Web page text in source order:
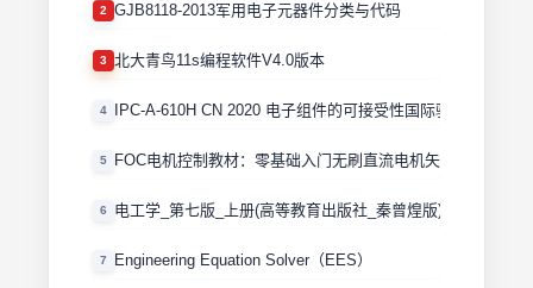
2 GJB8118-2013军用电子元器件分类与代码
3 北大青鸟11s编程软件V4.0版本
4 IPC-A-610H CN 2020 电子组件的可接受性国际验收标准
5 FOC电机控制教材：零基础入门无刷直流电机矢量控制技术
6 电工学_第七版_上册(高等教育出版社_秦曾煌版)
7 Engineering Equation Solver（EES）